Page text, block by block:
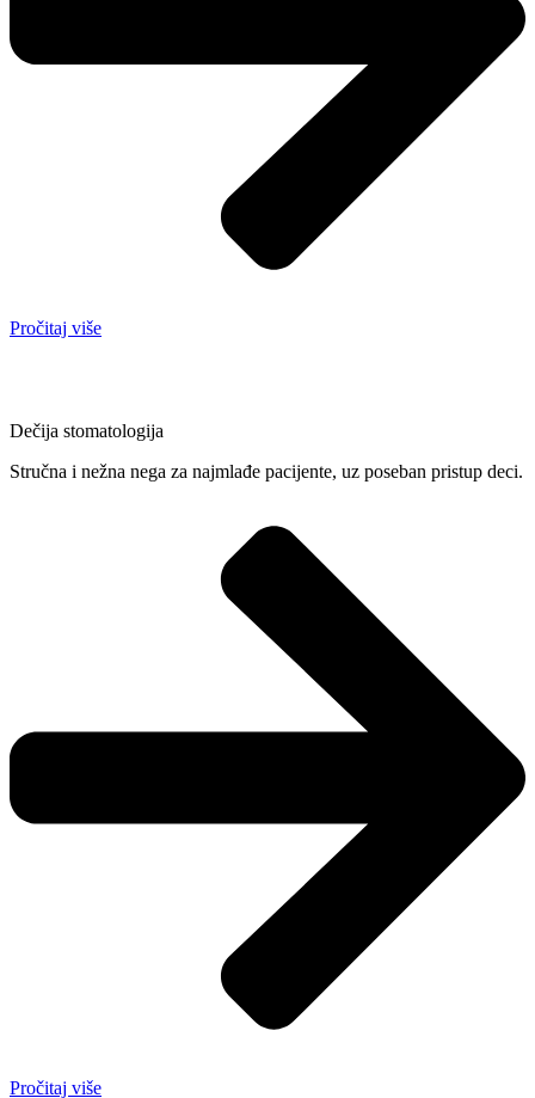
Pročitaj više
Dečija stomatologija
Stručna i nežna nega za najmlađe pacijente, uz poseban pristup deci.
Pročitaj više